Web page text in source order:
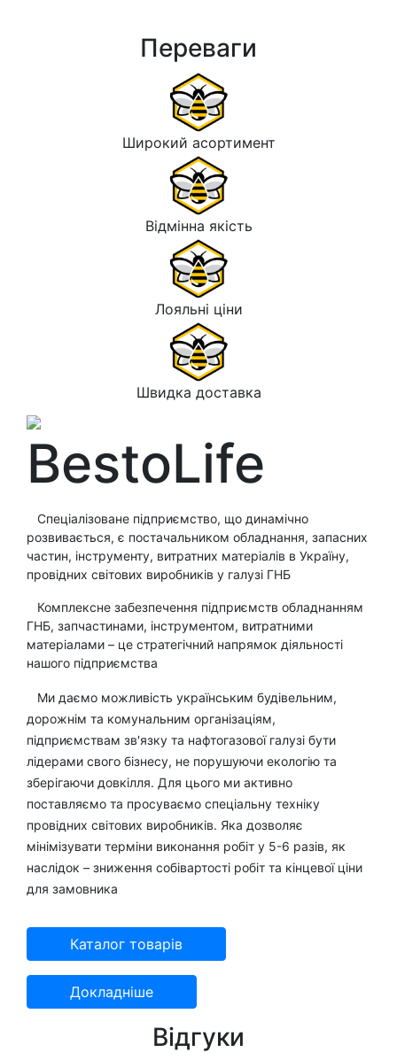
Переваги
Широкий асортимент
Відмінна якість
Лояльні ціни
Швидка доставка
BestoLife
Cпеціалізоване підприємство, що динамічно
розвивається, є постачальником обладнання, запасних
частин, інструменту, витратних матеріалів в Україну,
провідних світових виробників у галузі ГНБ
Комплексне забезпечення підприємств обладнанням
ГНБ, запчастинами, інструментом, витратними
матеріалами – це стратегічний напрямок діяльності
нашого підприємства
Ми даємо можливість українським будівельним,
дорожнім та комунальним організаціям,
підприємствам зв'язку та нафтогазової галузі бути
лідерами свого бізнесу, не порушуючи екологію та
зберігаючи довкілля. Для цього ми активно
поставляємо та просуваємо спеціальну техніку
провідних світових виробників. Яка дозволяє
мінімізувати терміни виконання робіт у 5-6 разів, як
наслідок – зниження собівартості робіт та кінцевої ціни
для замовника
Каталог товарiв
Докладніше
Відгуки